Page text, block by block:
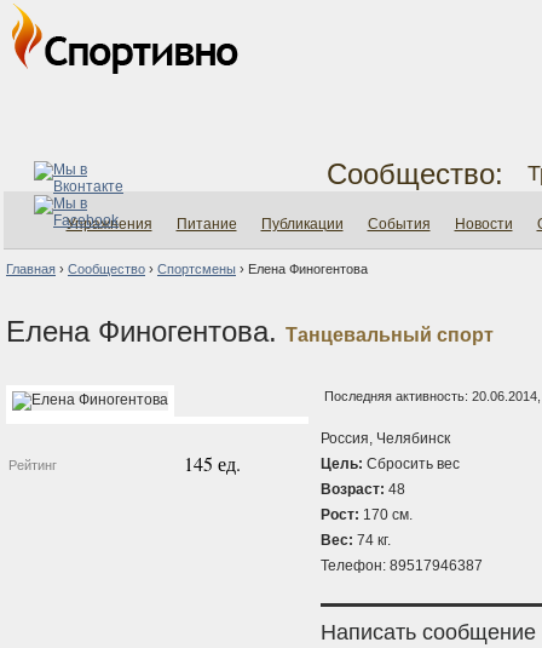
Сообщество:
Упражнения Питание Публикации События Новости
Главная › Сообщество › Спортсмены › Елена Финогентова
Елена Финогентова. Танцевальный спорт
Рейтинг 145 ед.
Последняя активность:
Россия, Челябинск
Цель: Сбросить вес
Возраст: 48
Рост: 170 см.
Вес: 74 кг.
Телефон: 89517946387
Написать сообщение